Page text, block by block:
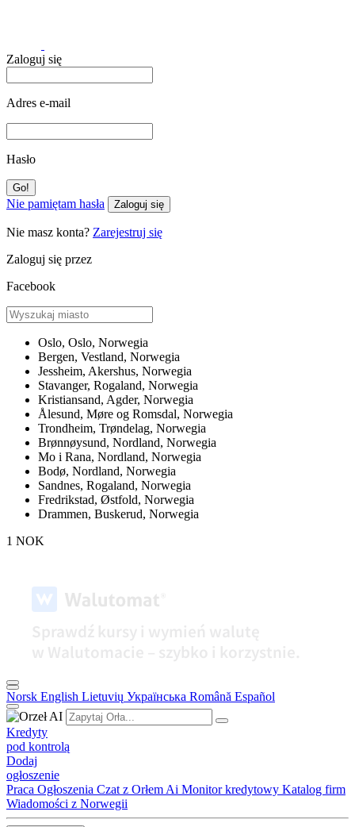
Zaloguj się
Adres e-mail
Hasło
Nie pamiętam hasła Zaloguj się
Nie masz konta? Zarejestruj się
Zaloguj się przez
Facebook
Oslo, Oslo, Norwegia
Bergen, Vestland, Norwegia
Jessheim, Akershus, Norwegia
Stavanger, Rogaland, Norwegia
Kristiansand, Agder, Norwegia
Ålesund, Møre og Romsdal, Norwegia
Trondheim, Trøndelag, Norwegia
Brønnøysund, Nordland, Norwegia
Mo i Rana, Nordland, Norwegia
Bodø, Nordland, Norwegia
Sandnes, Rogaland, Norwegia
Fredrikstad, Østfold, Norwegia
Drammen, Buskerud, Norwegia
1 NOK
Norsk English Lietuvių Українська Română Español
Kredyty
pod kontrolą
Dodaj
ogłoszenie
Praca Ogłoszenia Czat z Orłem Ai Monitor kredytowy Katalog firm
Wiadomości z Norwegii